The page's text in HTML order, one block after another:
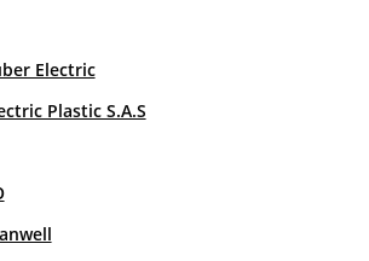
Electric
Plastic S.A.S